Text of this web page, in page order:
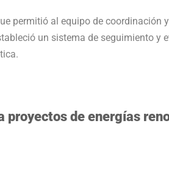
permitió al equipo de coordinación
un sistema de seguimiento y
proyectos de energías